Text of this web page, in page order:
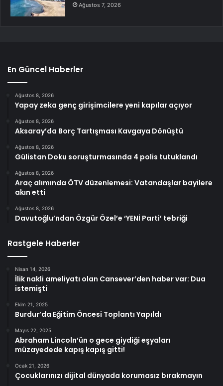
Ağustos 7, 2026
En Güncel Haberler
Ağustos 8, 2026
Yapay zeka genç girişimcilere yeni kapılar açıyor
Ağustos 8, 2026
Aksaray’da Borç Tartışması Kavgaya Dönüştü
Ağustos 8, 2026
Gülistan Doku soruşturmasında 4 polis tutuklandı
Ağustos 8, 2026
Araç alımında ÖTV düzenlemesi: Vatandaşlar bayilere
akın etti
Ağustos 8, 2026
Davutoğlu’ndan Özgür Özel’e ‘YENİ Parti’ tebriği
Rastgele Haberler
Nisan 14, 2026
İlik nakli ameliyatı olan Cansever’den haber var: Dua
istemişti
Ekim 21, 2025
Burdur’da Eğitim Öncesi Toplantı Yapıldı
Mayıs 22, 2025
Abraham Lincoln’ün o gece giydiği eşyaları
müzayedede kapış kapış gitti!
Ocak 21, 2026
Çocuklarınızı dijital dünyada korumasız bırakmayın